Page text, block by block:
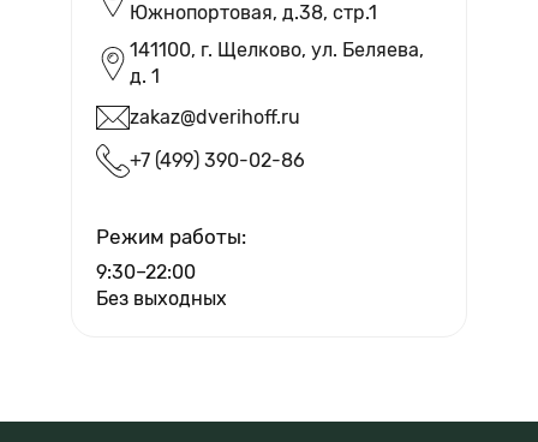
Бесплатный выезд и помощь в
выборе дверей
Южнопортовая, д.38, cтр.1
141100, г. Щелково, ул. Беляева,
д. 1
zakaz@dverihoff.ru
+7 (499) 390-02-86
Режим работы:
9:30–22:00
Без выходных